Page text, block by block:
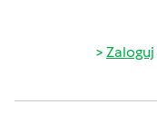
Zaloguj